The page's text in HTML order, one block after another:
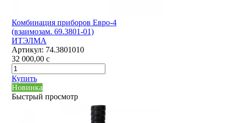
Комбинация приборов Евро-4
(взаимозам. 69.3801-01)
ИТЭЛМА
Артикул: 74.3801010
32 000,00 c
Купить
Новинка
Быстрый просмотр